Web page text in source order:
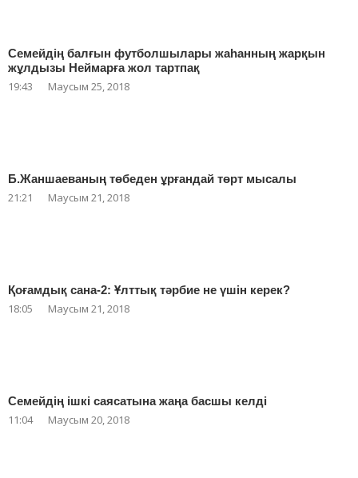
Семейдің балғын футболшылары жаһанның жарқын
жұлдызы Неймарға жол тартпақ
19:43 Маусым 25, 2018
Б.Жаншаеваның төбеден ұрғандай төрт мысалы
21:21 Маусым 21, 2018
Қоғамдық сана-2: Ұлттық тәрбие не үшін керек?
18:05 Маусым 21, 2018
Семейдің ішкі саясатына жаңа басшы келді
11:04 Маусым 20, 2018